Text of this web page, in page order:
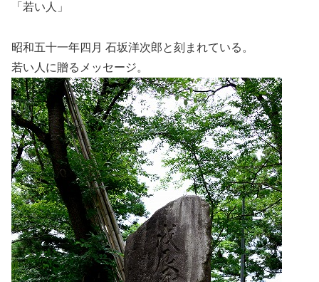
「若い人」
昭和五十一年四月 石坂洋次郎と刻まれている。
若い人に贈るメッセージ。